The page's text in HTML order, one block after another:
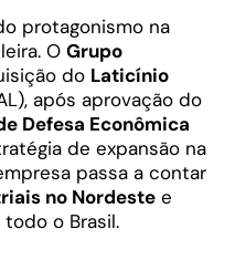
protagonismo na
O Grupo
do Laticínio
após aprovação do
Defesa Econômica
de expansão na
passa a contar
no Nordeste e
todo o Brasil.